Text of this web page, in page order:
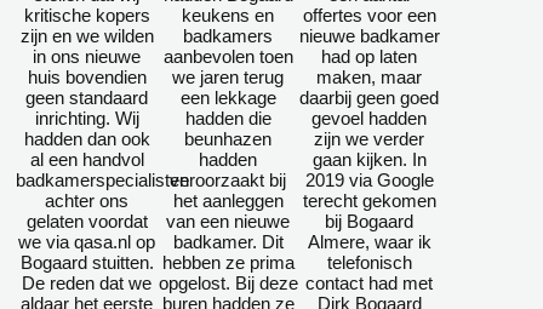
kritische kopers
zijn en we wilden
in ons nieuwe
huis bovendien
geen standaard
inrichting. Wij
hadden dan ook
al een handvol
badkamerspecialisten
achter ons
gelaten voordat
we via qasa.nl op
Bogaard stuitten.
De reden dat we
aldaar het eerste
keukens en
badkamers
aanbevolen toen
we jaren terug
een lekkage
hadden die
beunhazen
hadden
veroorzaakt bij
het aanleggen
van een nieuwe
badkamer. Dit
hebben ze prima
opgelost. Bij deze
buren hadden ze
offertes voor een
nieuwe badkamer
had op laten
maken, maar
daarbij geen goed
gevoel hadden
zijn we verder
gaan kijken. In
2019 via Google
terecht gekomen
bij Bogaard
Almere, waar ik
telefonisch
contact had met
Dirk Bogaard